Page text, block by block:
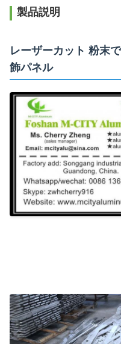
製品説明
レーザーカット 粉末
飾パネル